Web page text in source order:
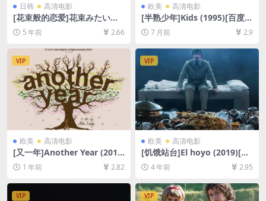
日韩 高清电影
[花束般的恋爱]花束みたいな
恋をした (2021)[百度网盘+迅
雷云盘资源1080P超清未删减]
5 年前 2.66
欧美 高清电影
[半熟少年]Kids (1995)[百度网
盘+夸克网盘1080P超清未删
减资源][网盘在线播放/下载]
7 月前 2.9
VIP
欧美 高清电影
[又一年]Another Year (201
0)[百度网盘+夸克网盘1080P
超清未删减资源][网盘在线播
放/下载][MP4/8.5GB][中英字
幕]
1 年前 2.82
VIP
欧美 高清电影
[饥饿站台]El hoyo (2019)[百
度网盘+迅雷云盘资源1080P
超清未删减][MP4/6GB][中文
字幕]
4 年前 2.95
VIP VIP